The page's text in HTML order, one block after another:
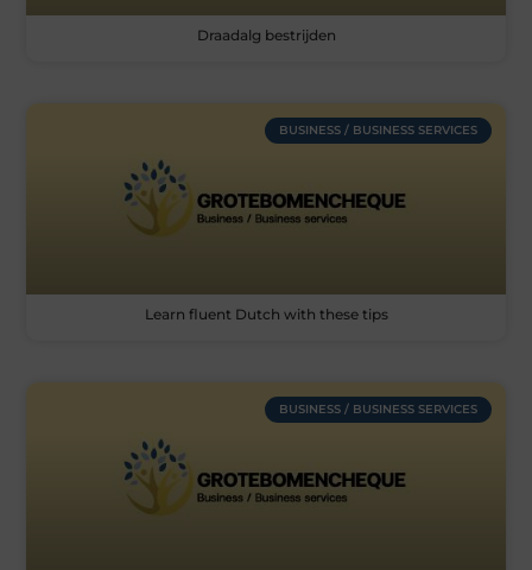
Draadalg bestrijden
BUSINESS / BUSINESS SERVICES
Learn fluent Dutch with these tips
BUSINESS / BUSINESS SERVICES